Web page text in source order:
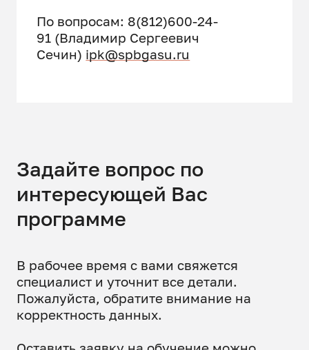
По вопросам: 8(812)600-24-
91 (Владимир Сергеевич
Сечин) ipk@spbgasu.ru
Задайте вопрос по
интересующей Вас
программе
В рабочее время с вами свяжется
специалист и уточнит все детали.
Пожалуйста, обратите внимание на
корректность данных.